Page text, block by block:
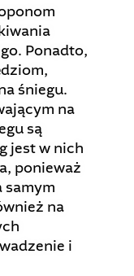
Ponadto,
śniegu.
na
są
jest w nich
ponieważ
samym
na
i